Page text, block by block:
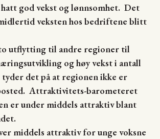
god vekst og lønnsomhet. Det
veksten hos bedriftene blitt
utflytting til andre regioner til
og høy vekst i antall
tyder det på at regionen ikke er
Attraktivitets-barometeret
er under middels attraktiv blant
middels attraktiv for unge voksne